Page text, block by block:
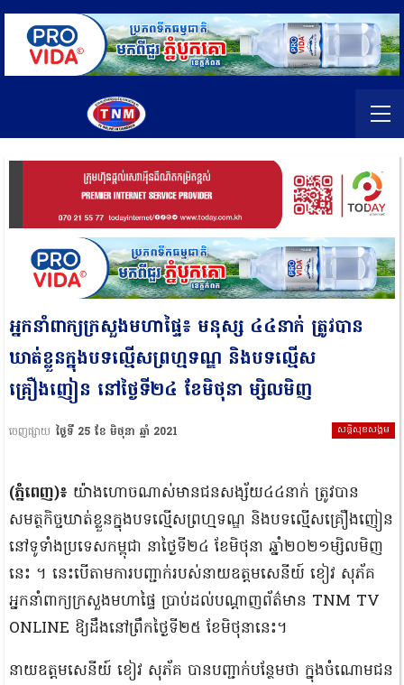
អ្នកនាំពាក្យក្រសួងមហាផ្ទៃ៖ មនុស្ស ៤៤នាក់ ត្រូវបាន
ឃាត់ខ្លួនក្នុងបទល្មើសព្រហ្មទណ្ឌ និងបទល្មើស
គ្រឿងញៀន នៅថ្ងៃទី២៤ ខែមិថុនា ម្សិលមិញ
សន្តិសុខសង្គម
ចេញផ្សាយ ថ្ងៃទី 25 ខែ មិថុនា ឆ្នាំ 2021
(ភ្នំពេញ)៖ យ៉ាងហោចណាស់មានជនសង្ស័យ៤៤នាក់ ត្រូវបាន
សមត្ថកិច្ចឃាត់ខ្លួនក្នុងបទល្មើសព្រហ្មទណ្ឌ និងបទល្មើសគ្រឿងញៀន
នៅទូទាំងប្រទេសកម្ពុជា នាថ្ងៃទី២៤ ខែមិថុនា ឆ្នាំ២០២១ម្សិលមិញ
នេះ ។ នេះបើតាមការបញ្ជាក់របស់នាយឧត្តមសេនីយ៍ ខៀវ សុភ័គ
អ្នកនាំពាក្យក្រសួងមហាផ្ទៃ ប្រាប់ដល់បណ្តាញព័ត៌មាន TNM TV
ONLINE ឱ្យដឹងនៅព្រឹកថ្ងៃទី២៥ ខែមិថុនានេះ។
នាយឧត្តមសេនីយ៍ ខៀវ សុភ័គ បានបញ្ជាក់បន្ថែមថា ក្នុងចំណោមជន